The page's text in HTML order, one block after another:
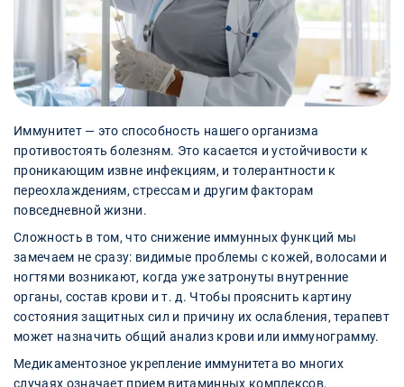
Иммунитет — это способность нашего организма
противостоять болезням. Это касается и устойчивости к
проникающим извне инфекциям, и толерантности к
переохлаждениям, стрессам и другим факторам
повседневной жизни.
Сложность в том, что снижение иммунных функций мы
замечаем не сразу: видимые проблемы с кожей, волосами и
ногтями возникают, когда уже затронуты внутренние
органы, состав крови и т. д. Чтобы прояснить картину
состояния защитных сил и причину их ослабления, терапевт
может назначить общий анализ крови или иммунограмму.
Медикаментозное укрепление иммунитета во многих
случаях означает прием витаминных комплексов,